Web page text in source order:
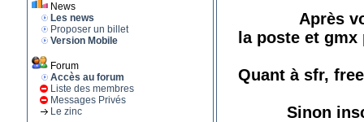
News
Les news
Proposer un billet
Version Mobile
Forum
Accès au forum
Liste des membres
Messages Privés
Le zinc
Après
la poste et
Quant à sfr,
Sinon